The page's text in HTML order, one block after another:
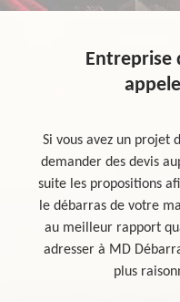
Entreprise
Si vous avez un projet
demander des devis
suite les propositions
le débarras de votre
au meilleur rapport
adresser à MD
plus